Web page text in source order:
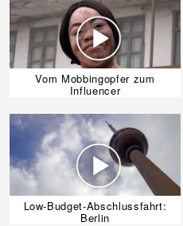
Vom Mobbingopfer zum
Influencer
Low-Budget-Abschlussfahrt:
Berlin